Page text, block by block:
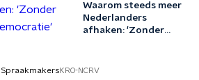
Waarom steeds meer
Nederlanders
afhaken: 'Zonder
SpraakmakersKRO-NCRV